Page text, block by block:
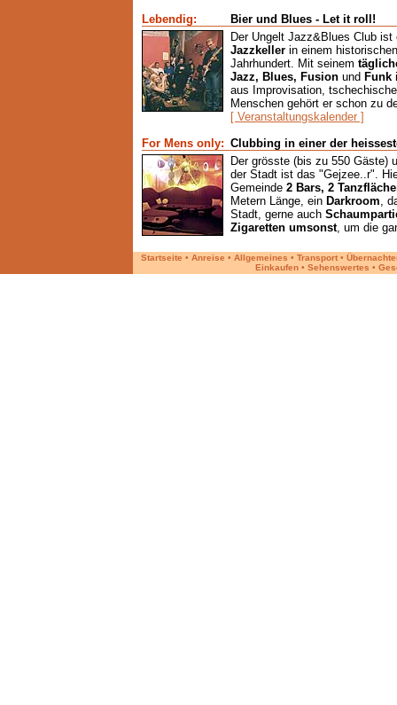
Lebendig:
Bier und Blues - Let it roll!
Der Ungelt Jazz&Blues Club
Jazzkeller in einem
Jahrhundert. Mit seinem
Jazz, Blues, Fusion und Funk
aus Improvisation,
Menschen gehört er schon zu
[ Veranstaltungskalender ]
For Mens only: Clubbing in einer der
Der grösste (bis zu 550 Gäste)
der Stadt ist das "Gejzee..r".
Gemeinde 2 Bars, 2
Metern Länge, ein Darkroom,
Stadt, gerne auch
Zigaretten umsonst, um die
Startseite • Anreise • Allgemeines • Transport •
Einkaufen• Sehenswertes •